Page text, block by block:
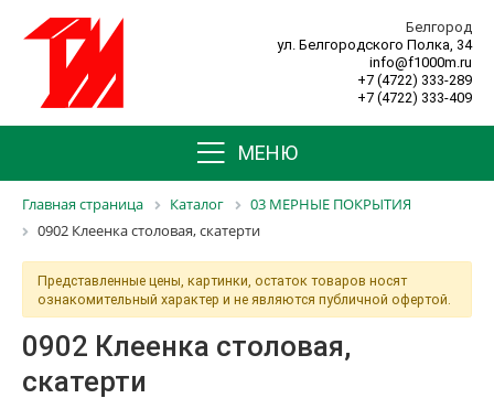
Белгород
ул. Белгородского Полка, 34
info@f1000m.ru
+7 (4722) 333-289
+7 (4722) 333-409
МЕНЮ
Главная страница Каталог
03 МЕРНЫЕ ПОКРЫТИЯ
0902 Клеенка столовая, скатерти
Представленные цены, картинки, остаток товаров носят
ознакомительный характер и не являются публичной офертой.
0902 Клеенка столовая,
скатерти